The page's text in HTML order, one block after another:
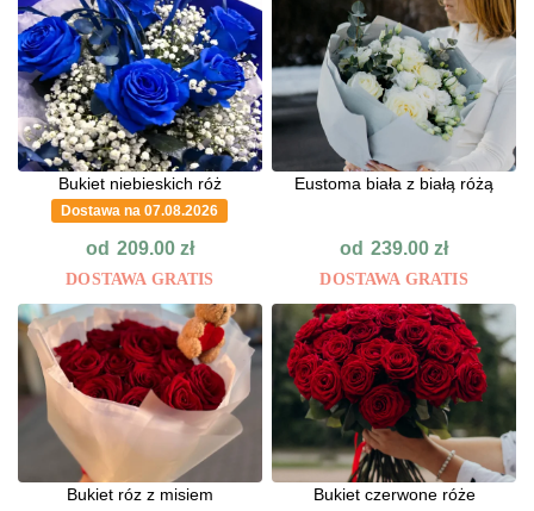
Bukiet niebieskich róż
Dostawa na 07.08.2026
od 209.00 zł
DOSTAWA GRATIS
Eustoma biała z białą różą
od 239.00zł
DOSTAWA GRATIS
Bukiet róz z misiem Bukiet czerwone róże